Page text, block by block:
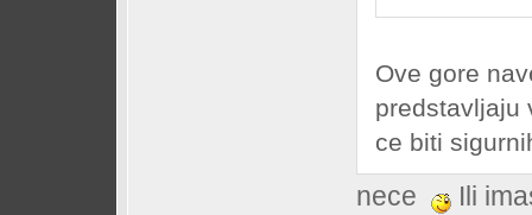
Ove gore
predstavljaju
ce biti
nece
Ili